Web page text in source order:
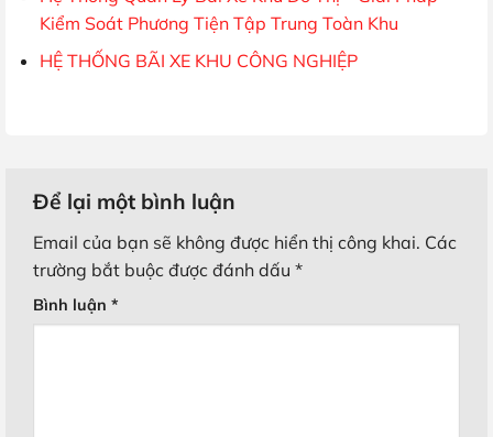
Kiểm Soát Phương Tiện Tập Trung Toàn Khu
HỆ THỐNG BÃI XE KHU CÔNG NGHIỆP
Để lại một bình luận
Email của bạn sẽ không được hiển thị công khai. Các
trường bắt buộc được đánh dấu *
Bình luận *